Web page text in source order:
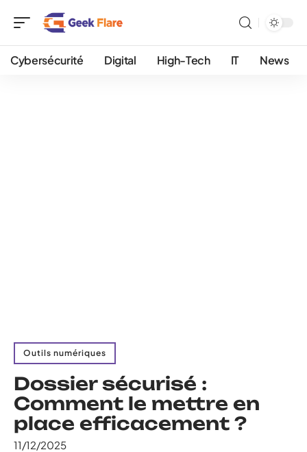
Cybersécurité Digital High-Tech IT News
Outils numériques
Dossier sécurisé :
Comment le mettre en
place efficacement ?
11/12/2025